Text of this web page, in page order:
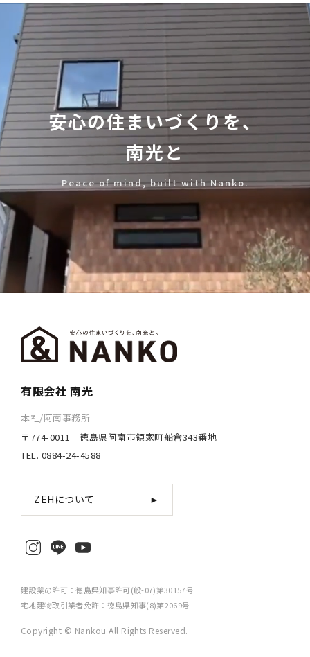
安心の住まいづくりを、
南光と
Peace of mind, built with Nanko.
有限会社 南光
本社/阿南事務所
〒774-0011 徳島県阿南市領家町船倉343番地
TEL. 0884-24-4588
ZEHについて ►
建設業の許可：徳島県知事許可(般-07)第30157号
宅地建物取引業者免許：徳島県知事(8)第2069号
Copyright © Nankou All Rights Reserved.